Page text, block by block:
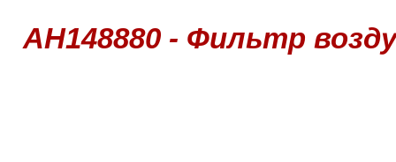
AH148880 - Фильтр